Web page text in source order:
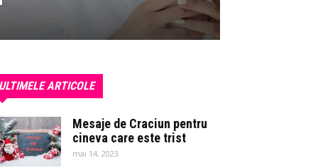
ARTICOLE
Mesaje de Craciun pentru
cineva care este trist
mai 14, 2023